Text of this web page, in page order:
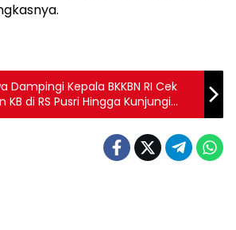
Dampingi Kepala BKKBN RI Cek
KB di RS Pusri Hingga Kunjungi
KB Cempaka